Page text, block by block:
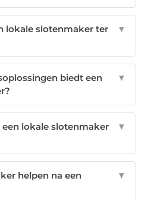
lokale slotenmaker ter
▼
biedt een
▼
lokale slotenmaker
▼
helpen na een
▼